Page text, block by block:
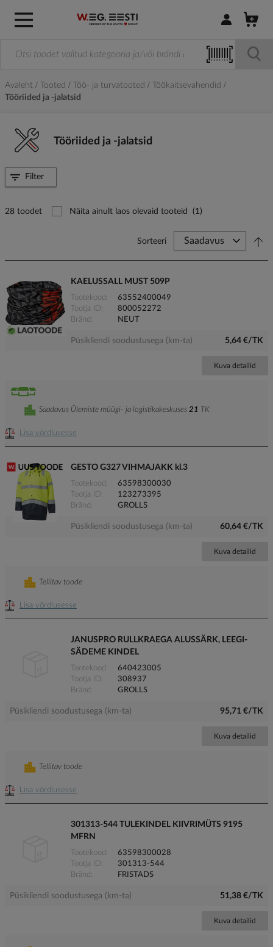
Logi sisse /
Avaleht Tooted Töö- ja turvatooted
Töökaitsevahendid
Tööriided ja -jalatsid
Tööriided ja -jalatsid
28 toodet Näita ainult laos olevaid tooteid (1)
Sorteeri
KAELUSSALL MUST 509P
Tootekood
63552400049
Tootja ID
800052272
Bränd
NEUT
Püsikliendi soodustusega (km-ta) 5,64 €/TK
Kuva detailid
Lisa võrdlusesse
Saadavus Ülemiste müügi- ja logistikakeskuses 21 TK
GESTO G327 VIHMAJAKK kl.3
Tootekood
63598300030
Tootja ID
123273395
Bränd
GROLLS
Püsikliendi soodustusega (km-ta) 60,64 €/TK
Kuva detailid
Lisa võrdlusesse
Tellitav toode
JANUSPRO RULLKRAEGA ALUSSÄRK, LEEGI-
SÄDEME KINDEL
Tootekood
640423005
Tootja ID
308937
Bränd
GROLLS
Püsikliendi soodustusega (km-ta) 95,71 €/TK
Kuva detailid
Lisa võrdlusesse
Tellitav toode
301313-544 TULEKINDEL KIIVRIMÜTS 9195
MFRN
Tootekood
63598300028
Tootja ID
301313-544
Bränd
FRISTADS
Püsikliendi soodustusega (km-ta) 51,38 €/TK
Kuva detailid
Filter